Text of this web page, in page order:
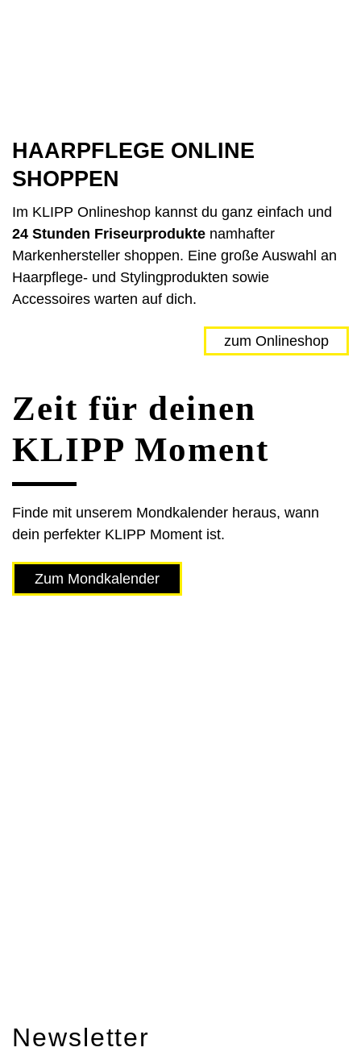
HAARPFLEGE ONLINE
SHOPPEN
Im KLIPP Onlineshop kannst du ganz einfach und
24 Stunden Friseur­produkte namhafter
Markenhersteller shoppen. Eine große Auswahl an
Haarpflege- und Stylingprodukten sowie
Accessoires warten auf dich.
zum Onlineshop
Zeit für deinen
KLIPP Moment
Finde mit unserem Mondkalender heraus, wann
dein perfekter KLIPP Moment ist.
Zum Mondkalender
News­letter